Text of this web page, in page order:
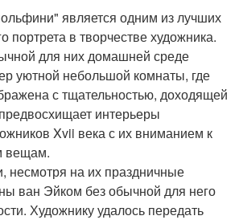
является одним из лучших
портрета в творчестве художника.
для них домашней среде
уютной небольшой комнаты, где
с тщательностью, доходящей
интерьеры
Xvii века с их вниманием к
вещам.
несмотря на их праздничные
ван Эйком без обычной для него
Художнику удалось передать